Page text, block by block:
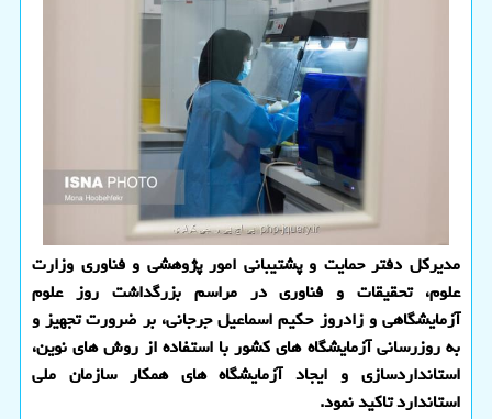
مدیرکل دفتر حمایت و پشتیبانی امور پژوهشی و فناوری وزارت
علوم، تحقیقات و فناوری در مراسم بزرگداشت روز علوم
آزمایشگاهی و زادروز حکیم اسماعیل جرجانی، بر ضرورت تجهیز و
به روزرسانی آزمایشگاه های کشور با استفاده از روش های نوین،
استانداردسازی و ایجاد آزمایشگاه های همکار سازمان ملی
استاندارد تاکید نمود.